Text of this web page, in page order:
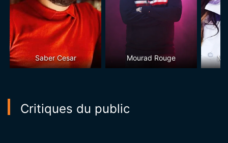
Saber Cesar Mourad Rouge
Critiques du public